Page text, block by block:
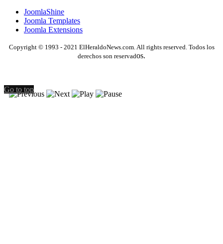
JoomlaShine
Joomla Templates
Joomla Extensions
Copyright © 1993 - 2021 ElHeraldoNews.com. All rights reserved. Todos los
derechos son reservados.
Go to top